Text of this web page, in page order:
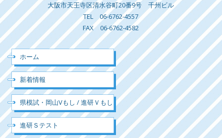
大阪市天王寺区清水谷町20番9号 千州ビル
TEL 06-6762-4557
FAX 06-6762-4582
ホーム
新着情報
県模試・岡山Vもし / 進研Ｖもし
進研Ｓテスト